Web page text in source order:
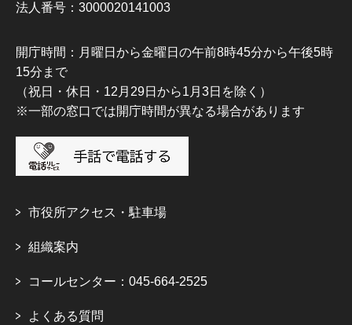
法人番号：3000020141003
開庁時間：月曜日から金曜日の午前8時45分から午後5時
15分まで
（祝日・休日・12月29日から1月3日を除く）
※一部の窓口では開庁時間が異なる場合があります
市役所アクセス・駐車場
組織案内
コールセンター：045-664-2525
よくある質問